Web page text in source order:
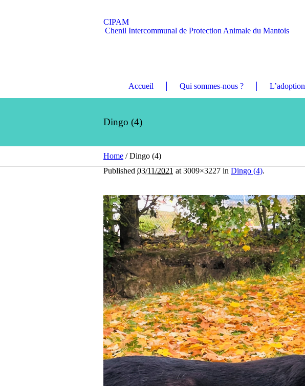
CIPAM
Chenil Intercommunal de Protection Animale du Mantois
Accueil Qui sommes-nous ? L’adoption
Dingo (4)
Home /Dingo (4)
Published 03/11/2021 at 3009×3227 in Dingo (4).